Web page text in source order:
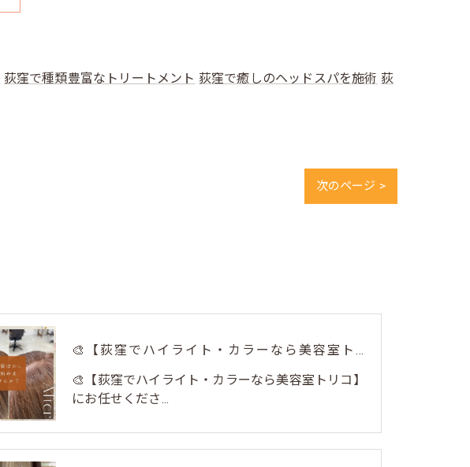
荻窪で種類豊富なトリートメント 荻窪で癒しのヘッドスパを施術 荻
次のページ >
🎨【荻窪でハイライト・カラーなら美容室トリコ】にお任せくださ...
🎨【荻窪でハイライト・カラーなら美容室トリコ】
にお任せくださ...